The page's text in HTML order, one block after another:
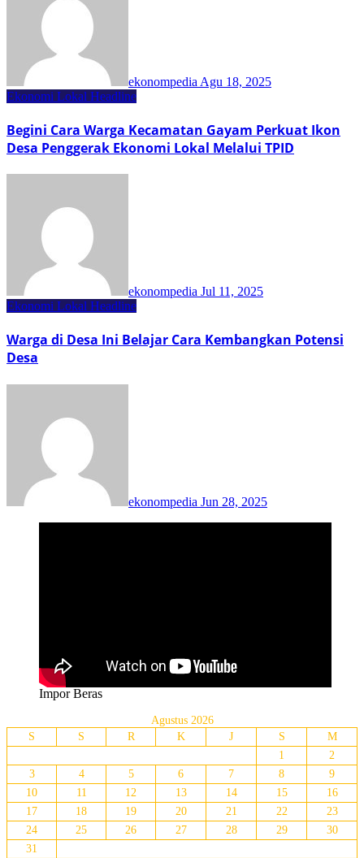
ekonompedia Agu 18, 2025
Ekonomi Lokal Headline
Begini Cara Warga Kecamatan Gayam Perkuat Ikon
Desa Penggerak Ekonomi Lokal Melalui TPID
ekonompedia Jul 11, 2025
Ekonomi Lokal Headline
Warga di Desa Ini Belajar Cara Kembangkan Potensi
Desa
ekonompedia Jun 28, 2025
Impor Beras
Agustus 2026
S
S R K J S
M
1
2
3
4 5 6 7 8
9
10
11 12 13 14 15
16
17
18 19 20 21 22
23
24
25 26 27 28 29
30
31